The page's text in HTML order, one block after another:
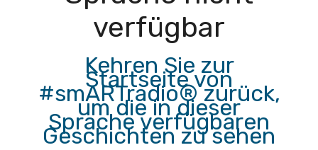
verfügbar
Kehren Sie zur
Startseite von
#smARTradio® zurück,
um die in dieser
Sprache verfügbaren
Geschichten zu sehen